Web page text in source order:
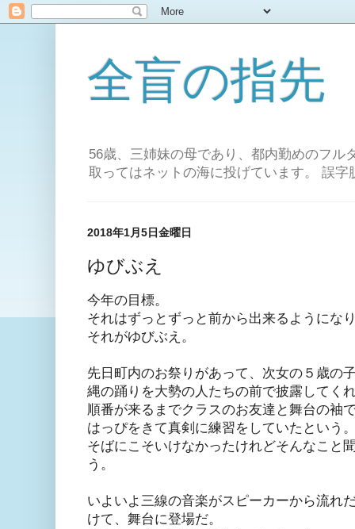
全盲の指先
56歳、三姉妹の母であり、都内勤めのフル
取ってはネットの海に投げています。 誤字
2018年1月5日金曜日
ゆびぶえ
今年の目標。
それはずっとずっと前から出来るようにな
それがゆびぶえ。
先日町内のお祭りがあって、次女の５歳の
縄の踊りを大勢の人たちの前で披露してく
順番が来るまでクラスのお友達と舞台の袖
はっぴをきて真剣に練習をしていたという
そばにこそいけなかったけれどそんなこと
う。
いよいよ三線の音楽がスピーカーから流れ
けて、舞台に登場だ。